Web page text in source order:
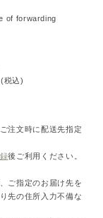
of forwarding
税込)
注文時に配送先指定
後ご利用ください。
ご指定のお届け先を
先の住所入力不備な